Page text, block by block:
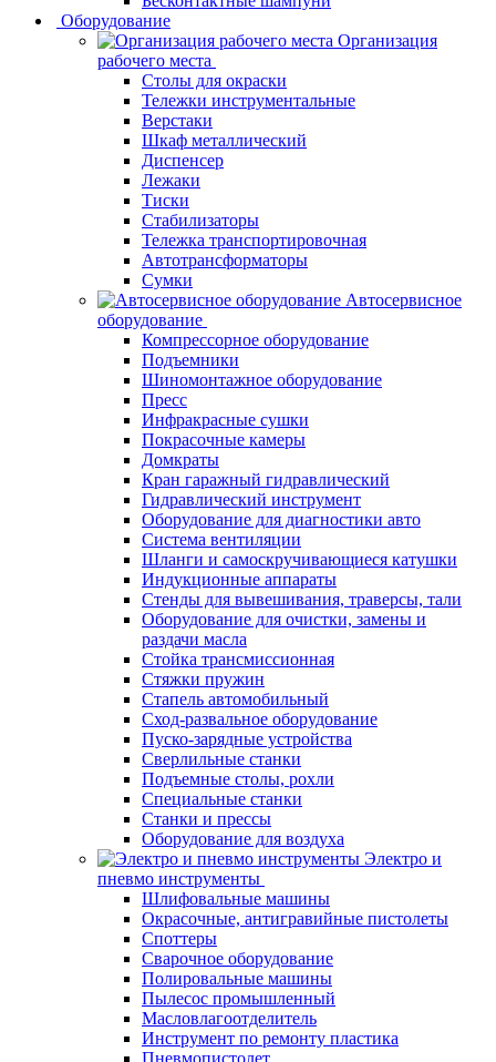
Оборудование
Организация
рабочего места
Столы для окраски
Тележки инструментальные
Верстаки
Шкаф металлический
Диспенсер
Лежаки
Тиски
Стабилизаторы
Тележка транспортировочная
Автотрансформаторы
Сумки
Автосервисное
оборудование
Компрессорное оборудование
Подъемники
Шиномонтажное оборудование
Пресс
Инфракрасные сушки
Покрасочные камеры
Домкраты
Кран гаражный гидравлический
Гидравлический инструмент
Оборудование для диагностики авто
Система вентиляции
Шланги и самоскручивающиеся катушки
Индукционные аппараты
Стенды для вывешивания, траверсы, тали
Оборудование для очистки, замены и
раздачи масла
Стойка трансмиссионная
Стяжки пружин
Стапель автомобильный
Сход-развальное оборудование
Пуско-зарядные устройства
Сверлильные станки
Подъемные столы, рохли
Специальные станки
Станки и прессы
Оборудование для воздуха
Электро и
пневмо инструменты
Шлифовальные машины
Окрасочные, антигравийные пистолеты
Споттеры
Сварочное оборудование
Полировальные машины
Пылесос промышленный
Масловлагоотделитель
Инструмент по ремонту пластика
Пневмопистолет